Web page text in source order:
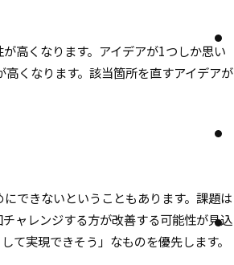
高くなります。アイデアが1つしか思い
くなります。該当箇所を直すアイデアが
できないということもあります。課題は
ャレンジする方が改善する可能性が見込
て実現できそう」なものを優先します。